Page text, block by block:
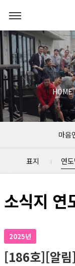
HOME
마음
표지 연
소식지 연
2025년
[186호][알림